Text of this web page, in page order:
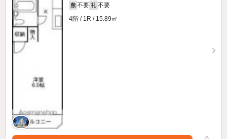
敷 不要 礼 不要
4階 / 1R / 15.89㎡